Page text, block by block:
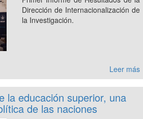
Dirección de Internacionalización de
la Investigación.
Leer más
la educación superior, una
de las naciones